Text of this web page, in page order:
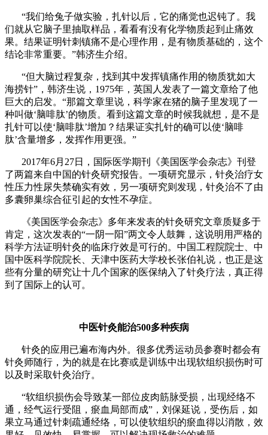
“我们给兔子做实验，扎针以后，它的痛觉也迟钝了。我
们就从它脑子里抽取样品，看看有没有化学物质起到止痛效
果。结果证明针刺镇痛不是心理作用，是有物质基础的，这个
结论非常重要。”韩济生介绍。
“但大脑过程复杂，找到其中发挥镇痛作用的物质犹如大
海捞针”，韩济生说，1975年，英国人发表了一篇文章给了他
巨大的启发。“那篇文章里说，科学家在猪的脑子里发现了一
种叫做‘脑啡肽’的物质。看到这篇文章的时候我就想，是不是
扎针可以使‘脑啡肽’增加？结果证实扎针的确可以使‘脑啡
肽’含量增多，发挥作用更强。”
2017年6月27日，国际医学期刊《美国医学会杂志》刊登
了两篇来自中国的针灸研究报告。一项研究显示，针灸治疗女
性压力性尿失禁确实有效，另一项研究则发现，针灸治不了由
多囊卵巢综合征引起的女性不孕症。
《美国医学会杂志》多年来发表的针灸研究文章质疑多于
肯定，这次发表的“一阴一阳”两文令人鼓舞，这说明用严格的
科学方法证明针灸的临床疗效是可行的。中国工程院院士、中
国中医科学院院长、天津中医药大学校长张伯礼说，也正是这
些有分量的研究让十几个国家的医保纳入了针灸疗法，真正得
到了国际上的认可。
中医针灸能治500多种疾病
针灸的应用已遍布海内外。很多优秀运动员参赛时都会有
针灸师随行，为的就是在比赛或是训练中出现软组织损伤时可
以及时采取针灸治疗。
“软组织损伤会导致某一部位皮肉筋脉受损，出现经络不
通，经气运行受阻，瘀血局部而成”，刘保延说，受伤后，如
果立马通过针刺疏通经络，可以使软组织的瘀血得以消散，效